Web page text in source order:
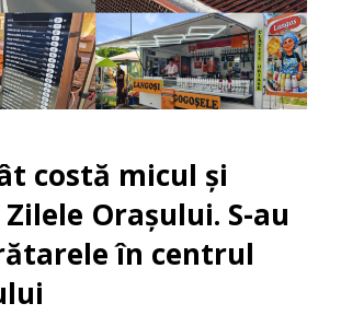
costă micul și
Orașului. S-au
în centrul